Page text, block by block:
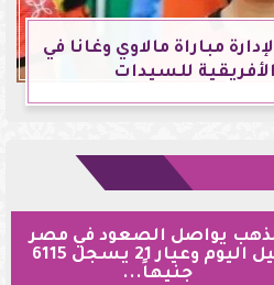
مباراة مالاوي وغانا في
للسيدات
يواصل الصعود في مصر
ليل اليوم وعيار 21 يسجل 6115
جنيهاً...